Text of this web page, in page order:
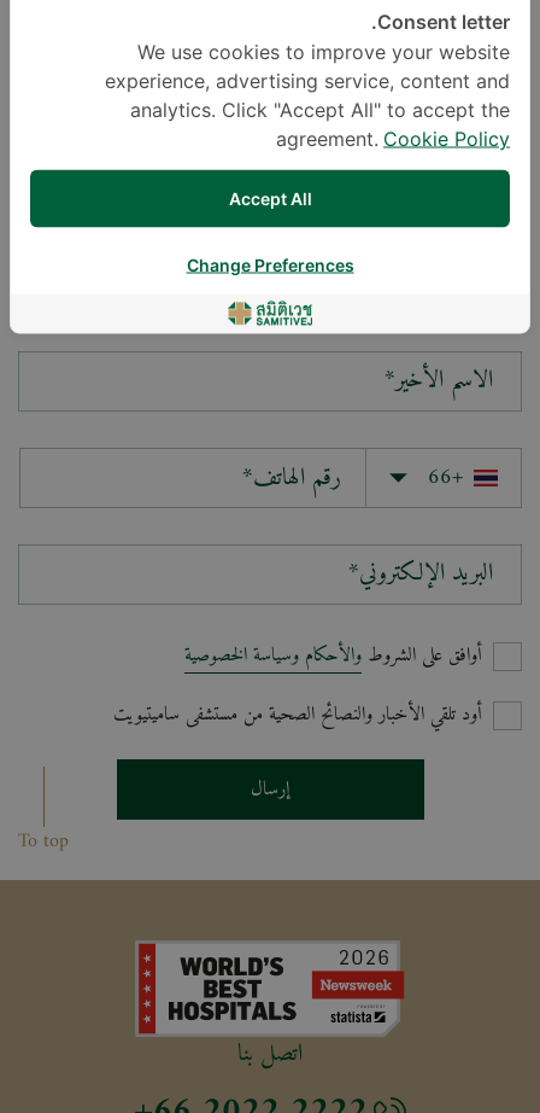
الموقع*
سؤالك*
الاسم الأخير*
البريد الإلكتروني*
أوافق على الشروط والأحكام وسياسة الخصوصية
أود تلقي الأخبار والنصائح الصحية من مستشفى ساميتيويت
إرسال
To top
اتصل بنا
Consent letter.
We use cookies to improve your website
experience, advertising service, content and
analytics. Click "Accept All" to accept the
agreement. Cookie Policy
Accept All
Change Preferences